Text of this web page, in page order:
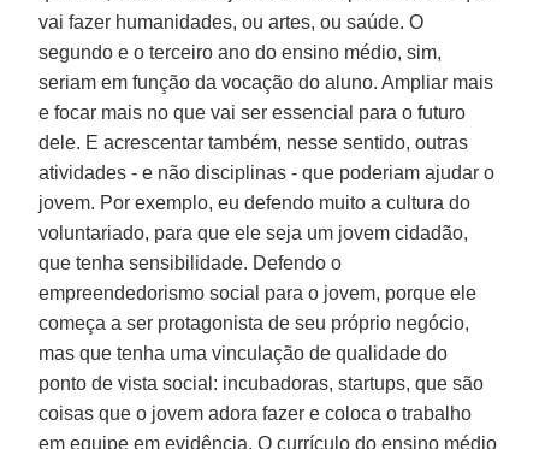
vai fazer humanidades, ou artes, ou saúde. O
segundo e o terceiro ano do ensino médio, sim,
seriam em função da vocação do aluno. Ampliar mais
e focar mais no que vai ser essencial para o futuro
dele. E acrescentar também, nesse sentido, outras
atividades - e não disciplinas - que poderiam ajudar o
jovem. Por exemplo, eu defendo muito a cultura do
voluntariado, para que ele seja um jovem cidadão,
que tenha sensibilidade. Defendo o
empreendedorismo social para o jovem, porque ele
começa a ser protagonista de seu próprio negócio,
mas que tenha uma vinculação de qualidade do
ponto de vista social: incubadoras, startups, que são
coisas que o jovem adora fazer e coloca o trabalho
em equipe em evidência. O currículo do ensino médio